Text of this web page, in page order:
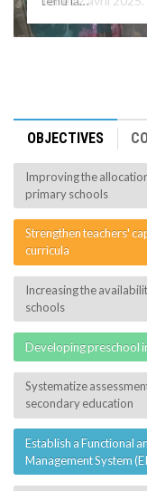
MÉDIA
OBJECTIVES
Improving the
primary schools
Strengthen teachers'
curricula
Increasing the
schools
Developing preschool
Systematize
secondary education
Establish a Functional
Management System